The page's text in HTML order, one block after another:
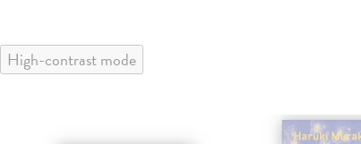
High-contrast mode